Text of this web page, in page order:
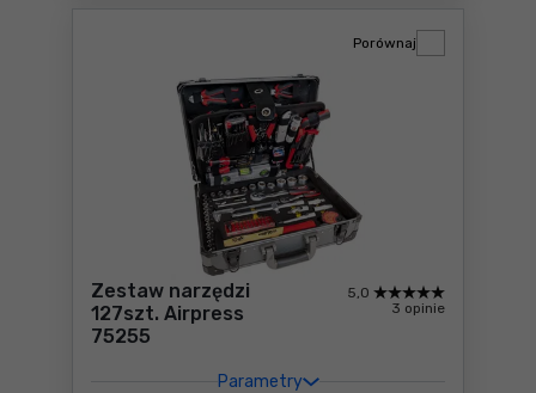
Zestaw narzędzi
127szt. Airpress
75255
Parametry
5,0
3 opinie
Porównaj